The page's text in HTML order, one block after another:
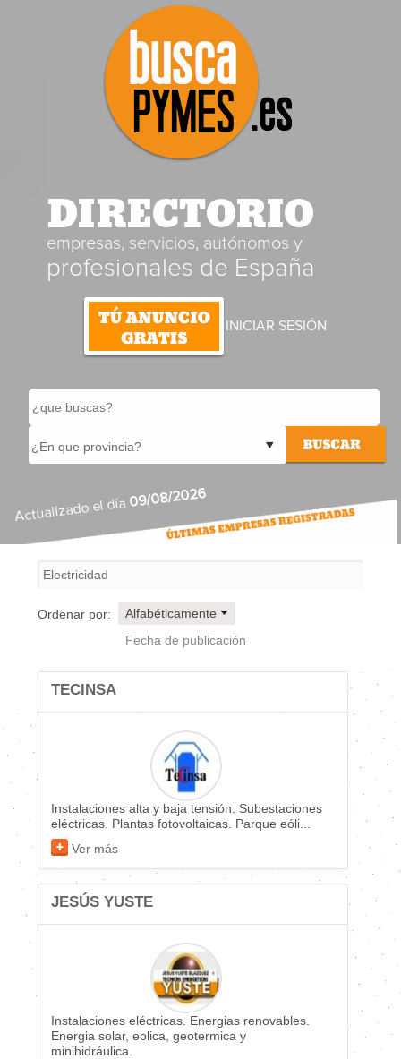
DIRECTORIO
empresas, servicios, autónomos y
profesionales de España
INICIAR SESIÓN
Actualizado el día09/08/2026
Ordenar por:
Alfabéticamente
Fecha de publicación
TECINSA
Instalaciones alta y baja tensión. Subestaciones
eléctricas. Plantas fotovoltaicas. Parque eóli...
Ver más
JESÚS YUSTE
Instalaciones eléctricas. Energias renovables.
Energia solar, eolica, geotermica y
minihidráulica.